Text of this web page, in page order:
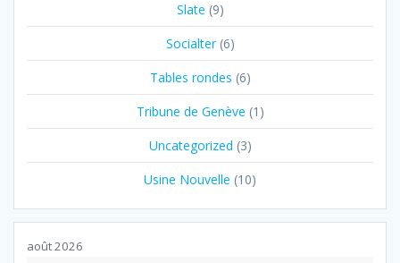
Slate (9)
Socialter(6)
Tables rondes (6)
Tribune de Genève (1)
Uncategorized (3)
Usine Nouvelle (10)
août 2026